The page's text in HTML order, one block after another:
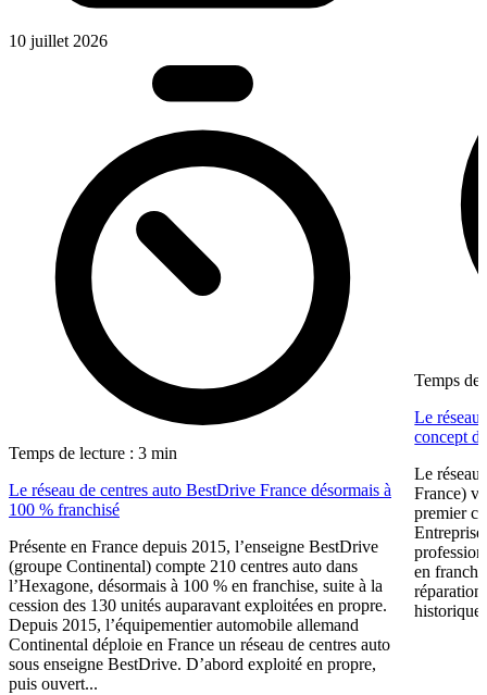
10 juillet 2026
Temps de lecture : 3 min
Le réseau de centres auto BestDrive France désormais à
100 % franchisé
Présente en France depuis 2015, l’enseigne BestDrive
(groupe Continental) compte 210 centres auto dans
l’Hexagone, désormais à 100 % en franchise, suite à la
cession des 130 unités auparavant exploitées en propre.
Depuis 2015, l’équipementier automobile allemand
Continental déploie en France un réseau de centres auto
sous enseigne BestDrive. D’abord exploité en propre,
puis ouvert...
Temps de
Le réseau
concept
Le réseau
France)
premier
en
historique